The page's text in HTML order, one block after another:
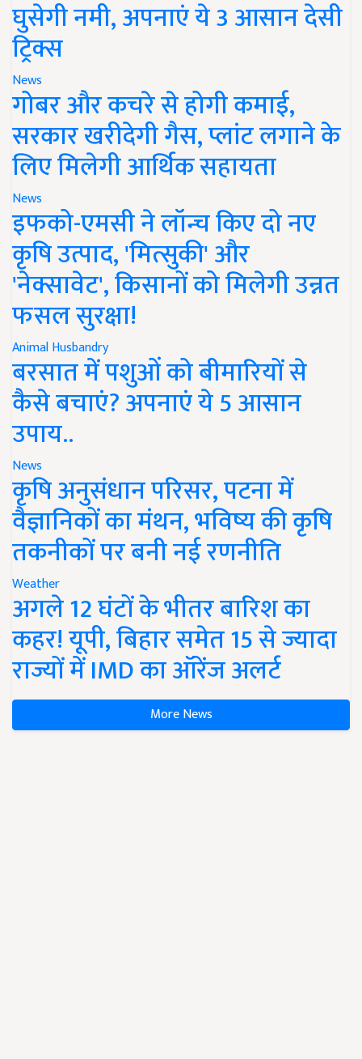
घुसेगी नमी, अपनाएं ये 3 आसान देसी
ट्रिक्स
News
गोबर और कचरे से होगी कमाई,
सरकार खरीदेगी गैस, प्लांट लगाने के
लिए मिलेगी आर्थिक सहायता
News
इफको-एमसी ने लॉन्च किए दो नए
कृषि उत्पाद, 'मित्सुकी' और
'नेक्सावेट', किसानों को मिलेगी उन्नत
फसल सुरक्षा!
Animal Husbandry
बरसात में पशुओं को बीमारियों से
कैसे बचाएं? अपनाएं ये 5 आसान
उपाय..
News
कृषि अनुसंधान परिसर, पटना में
वैज्ञानिकों का मंथन, भविष्य की कृषि
तकनीकों पर बनी नई रणनीति
Weather
अगले 12 घंटों के भीतर बारिश का
कहर! यूपी, बिहार समेत 15 से ज्यादा
राज्यों में IMD का ऑरेंज अलर्ट
More News